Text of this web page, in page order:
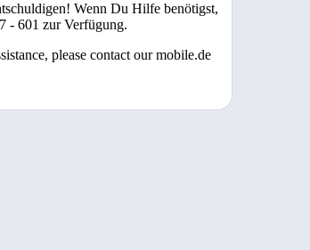
Wenn Du Hilfe benötigst,
- 601 zur Verfügung.
please contact our mobile.de